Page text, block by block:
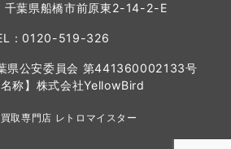
葉県船橋市前原東2-14-2-E
：0120-519-326
県公安委員会 第441360002133号
名称】株式会社YellowBird
買取専門店 レトロマイスター